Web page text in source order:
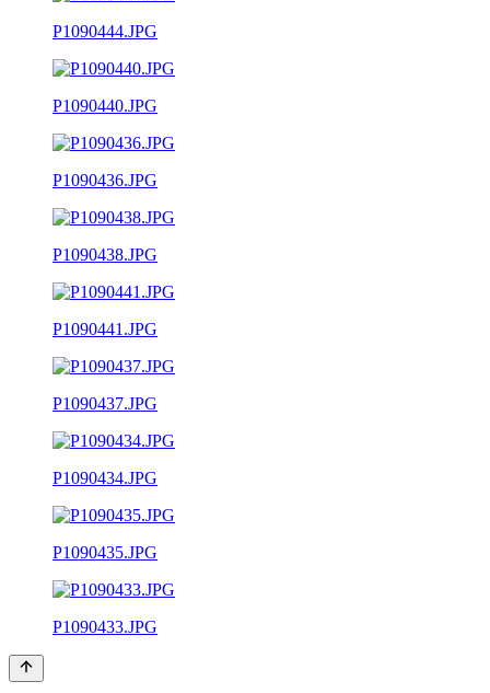
P1090444.JPG
P1090440.JPG
P1090436.JPG
P1090438.JPG
P1090441.JPG
P1090437.JPG
P1090434.JPG
P1090435.JPG
P1090433.JPG